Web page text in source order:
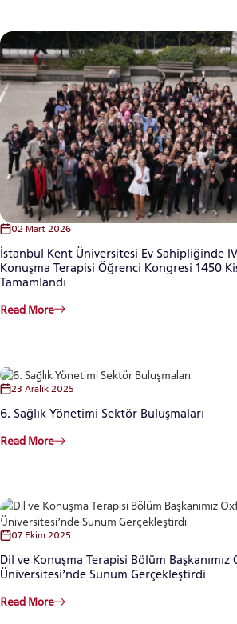
02 Mart 2026
İstanbul Kent Üniversitesi Ev Sahipliğinde
Konuşma Terapisi Öğrenci Kongresi 1450
Tamamlandı
Read More
23 Aralık 2025
6. Sağlık Yönetimi Sektör Buluşmaları
Read More
07 Ekim 2025
Dil ve Konuşma Terapisi Bölüm Başkanımız
Üniversitesi’nde Sunum Gerçekleştirdi
Read More